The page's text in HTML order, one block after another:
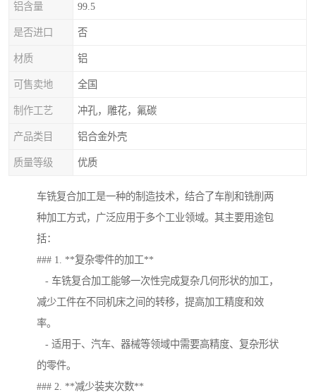
铝含量 99.5
是否进口 否
材质 铝
可售卖地 全国
制作工艺 冲孔，雕花，氟碳
产品类目 铝合金外壳
质量等级 优质
车铣复合加工是一种的制造技术，结合了车削和铣削两
种加工方式，广泛应用于多个工业领域。其主要用途包
括：
### 1. **复杂零件的加工**
- 车铣复合加工能够一次性完成复杂几何形状的加工，
减少工件在不同机床之间的转移，提高加工精度和效
率。
- 适用于、汽车、器械等领域中需要高精度、复杂形状
的零件。
### 2. **减少装夹次数**